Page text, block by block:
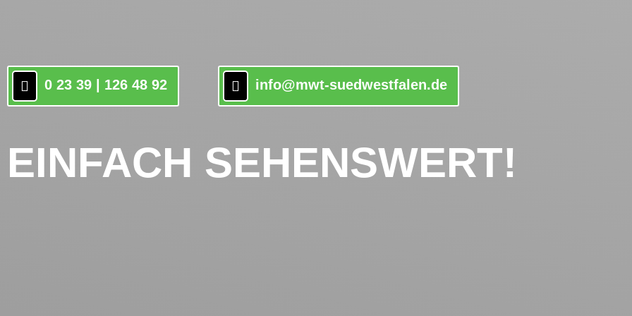
0 23 39 | 126 48 92 info@mwt-suedwestfalen.de
EINFACH SEHENSWERT!